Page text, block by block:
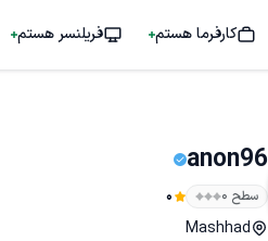
کارفرما هستم فریلنسر هستم
anon96
سطح ۰ 0
Mashhad